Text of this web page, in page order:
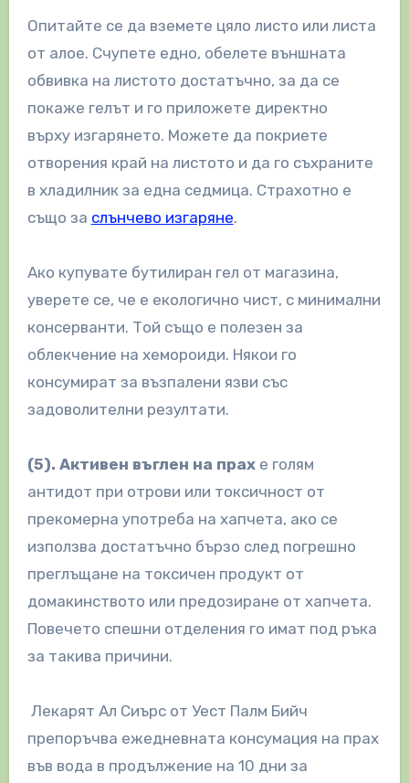
Опитайте се да вземете цяло листо или листа
от алое. Счупете едно, обелете външната
обвивка на листото достатъчно, за да се
покаже гелът и го приложете директно
върху изгарянето. Можете да покриете
отворения край на листото и да го съхраните
в хладилник за една седмица. Страхотно е
също за слънчево изгаряне.
Ако купувате бутилиран гел от магазина,
уверете се, че е екологично чист, с минимални
консерванти. Той също е полезен за
облекчение на хемороиди. Някои го
консумират за възпалени язви със
задоволителни резултати.
(5). Активен въглен на прахе голям
антидот при отрови или токсичност от
прекомерна употреба на хапчета, ако се
използва достатъчно бързо след погрешно
преглъщане на токсичен продукт от
домакинството или предозиране от хапчета.
Повечето спешни отделения го имат под ръка
за такива причини.
Лекарят Ал Сиърс от Уест Палм Бийч
препоръчва ежедневната консумация на прах
във вода в продължение на 10 дни за